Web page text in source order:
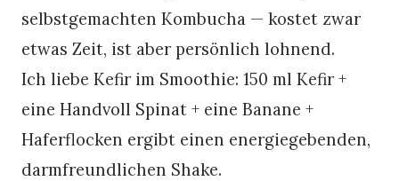
selbstgemachten Kombucha — kostet zwar
etwas Zeit, ist aber persönlich lohnend.
Ich liebe Kefir im Smoothie: 150 ml Kefir +
eine Handvoll Spinat + eine Banane +
Haferflocken ergibt einen energiegebenden,
darmfreundlichen Shake.